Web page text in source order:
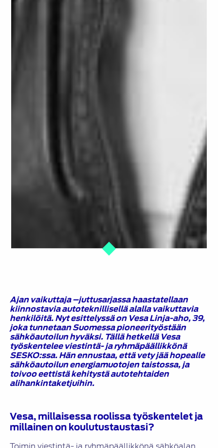
Ajan vaikuttaja –juttusarjassa haastatellaan
kiinnostavia autoteknillisellä alalla vaikuttavia
henkilöitä. Nyt esittelyssä on Vesa Linja-aho, 39,
joka tunnetaan Suomessa pioneerityöstään
sähköautoilun hyväksi. Tällä hetkellä Vesa
työskentelee viestintä- ja ryhmäpäällikkönä
SESKO:ssa. Hän ennustaa, että vety jää hopealle
sähköautoilun energiamuotojen taistossa, ja
toivoo eettistä kehitystä autotehtaiden
alihankintaketjuihin.
Vesa, millaisessa roolissa työskentelet ja
millainen on koulutustaustasi?